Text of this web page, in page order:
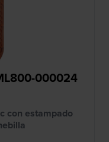
000024
con estampado